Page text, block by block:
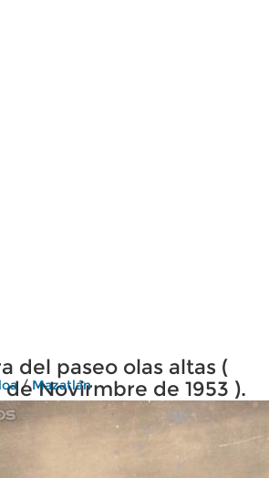
del paseo olas altas (
Novirmbre de 1953 ).
/Mazatlán